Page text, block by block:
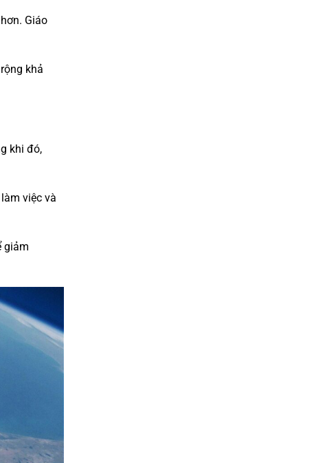
Giáo
khả
khi đó,
việc và
giảm